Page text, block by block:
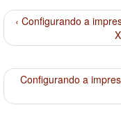
‹ Configurando a
Configurando a